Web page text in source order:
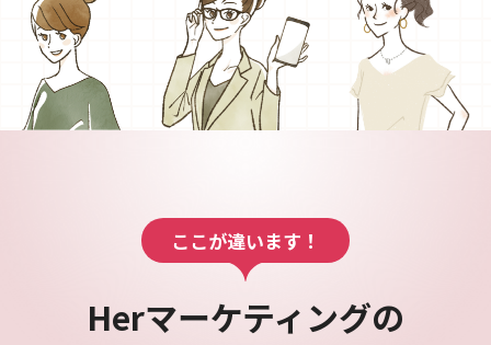
ここが違います！
Herマーケティングの